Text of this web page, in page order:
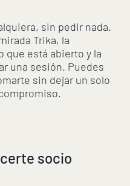
sin pedir nada.
Trika, la
que está abierto y la
una sesión. Puedes
sin dejar un solo
socio